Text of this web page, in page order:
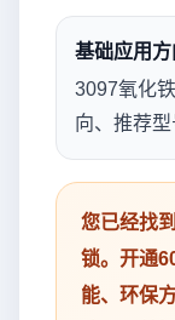
基础应用方
3097氧化
向、推荐型
您已经找
锁。开通
能、环保